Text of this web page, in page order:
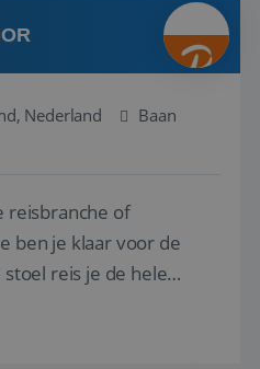
Nederland
Baan
reisbranche of
ben je klaar voor de
reis je de hele
en wat er in de